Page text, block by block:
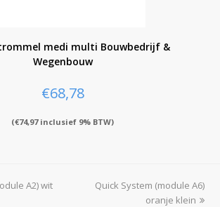
medi multi Bouwbedrijf &
Wegenbouw
€68,78
(€74,97inclusief 9% BTW)
A2) wit
next
Quick System (module A6)
oranje klein